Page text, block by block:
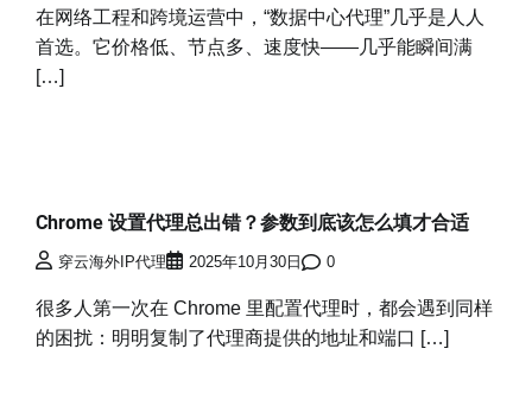
在网络工程和跨境运营中，“数据中心代理”几乎是人人
首选。它价格低、节点多、速度快——几乎能瞬间满
[…]
Chrome 设置代理总出错？参数到底该怎么填才合适
穿云海外IP代理 2025年10月30日 0
很多人第一次在 Chrome 里配置代理时，都会遇到同样
的困扰：明明复制了代理商提供的地址和端口 […]